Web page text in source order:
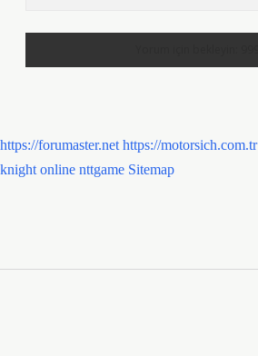
https://forumaster.net https://motorsich.com.tr
knight online nttgame Sitemap